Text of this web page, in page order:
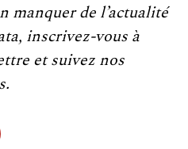
manquer de l’actualité
inscrivez-vous à
et suivez nos